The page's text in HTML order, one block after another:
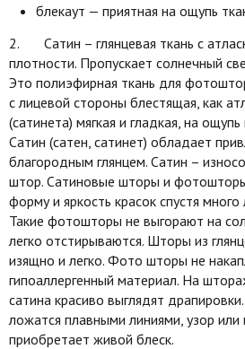
блекаут — приятная на ощупь
2. Сатин – глянцевая ткань с
плотности. Пропускает солнечный
Это полиэфирная ткань для
с лицевой стороны блестящая, как
(сатинета) мягкая и гладкая, на
Сатин (сатен, сатинет) обладает
благородным глянцем. Сатин –
штор. Сатиновые шторы и
форму и яркость красок спустя
Такие фотошторы не выгорают на
легко отстирываются. Шторы из
изящно и легко. Фото шторы не
гипоаллергенный материал. На
сатина красиво выглядят
ложатся плавными линиями, узор
приобретает живой блеск.